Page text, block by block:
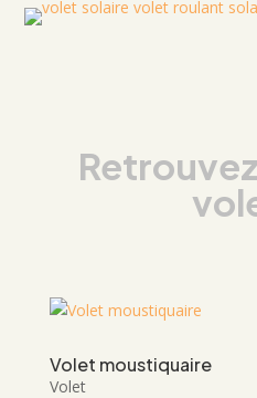
Volet moustiquaire
Volet